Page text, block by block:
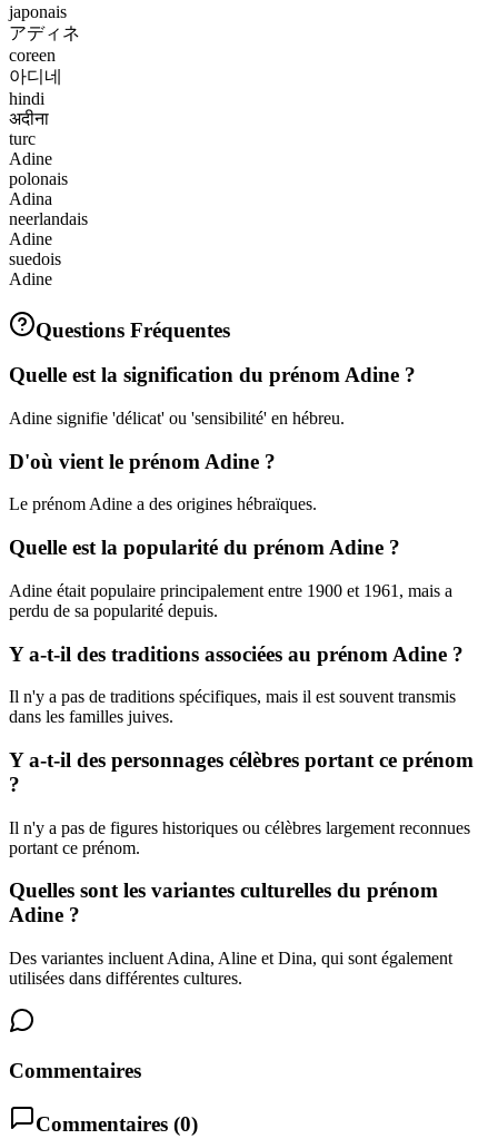
japonais
アディネ
coreen
아디네
hindi
अदीना
turc
Adine
polonais
Adina
neerlandais
Adine
suedois
Adine
Questions Fréquentes
Quelle est la signification du prénom Adine ?
Adine signifie 'délicat' ou 'sensibilité' en hébreu.
D'où vient le prénom Adine ?
Le prénom Adine a des origines hébraïques.
Quelle est la popularité du prénom Adine ?
Adine était populaire principalement entre 1900 et 1961, mais a
perdu de sa popularité depuis.
Y a-t-il des traditions associées au prénom Adine ?
Il n'y a pas de traditions spécifiques, mais il est souvent transmis
dans les familles juives.
Y a-t-il des personnages célèbres portant ce prénom
?
Il n'y a pas de figures historiques ou célèbres largement reconnues
portant ce prénom.
Quelles sont les variantes culturelles du prénom
Adine ?
Des variantes incluent Adina, Aline et Dina, qui sont également
utilisées dans différentes cultures.
Commentaires
Commentaires (0)